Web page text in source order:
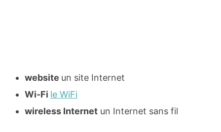
website un site Internet
Wi-Fi le WiFi
wireless Internet un Internet sans fil